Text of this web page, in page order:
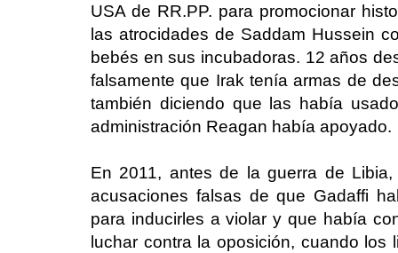
USA de RR.PP. para promocionar
las atrocidades de Saddam Hussein
bebés en sus incubadoras. 12 años
falsamente que Irak tenía armas de
también diciendo que las había
administración Reagan había apoyado.
En 2011, antes de la guerra de
acusaciones falsas de que Gadaffi
para inducirles a violar y que había
luchar contra la oposición, cuando